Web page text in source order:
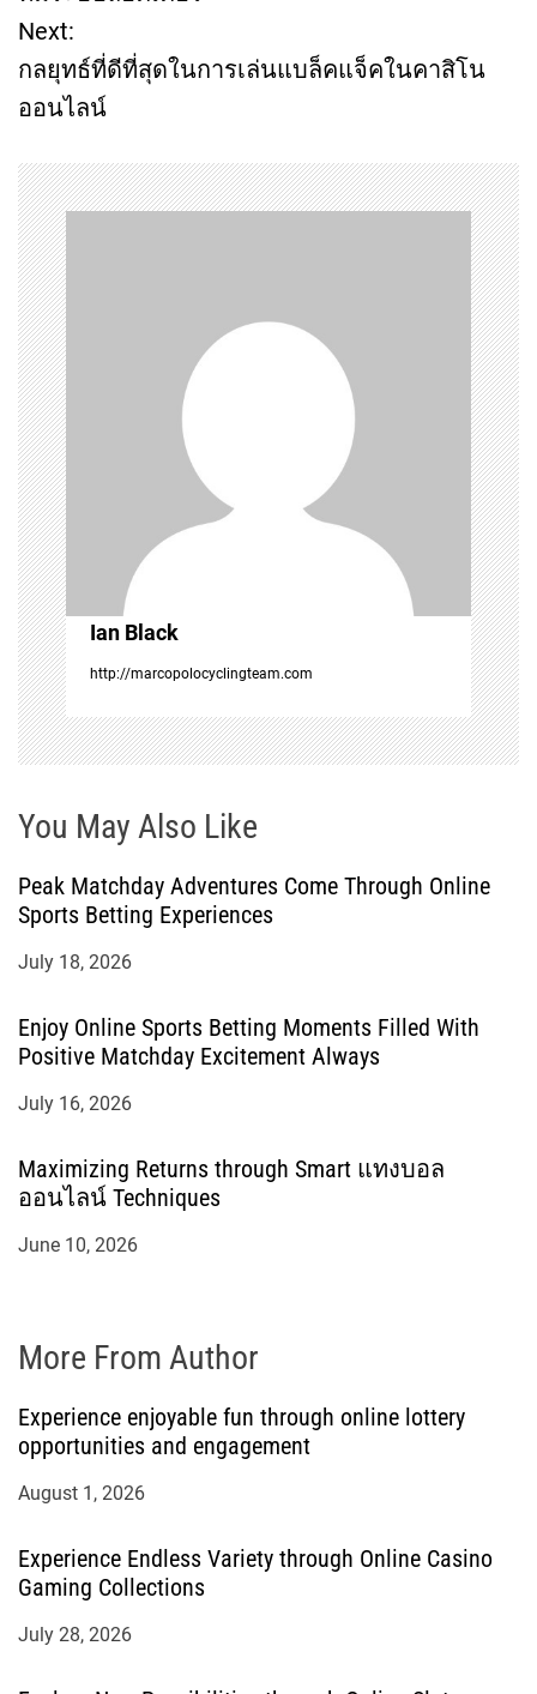
s
t
n
a
v
i
g
a
t
i
o
n
Next:
กลยุทธ์ที่ดีที่สุดในการเล่นแบล็คแจ็คในคาสิโน
ออนไลน์
Ian Black
http://marcopolocyclingteam.com
You May Also Like
Peak Matchday Adventures Come Through Online
Sports Betting Experiences
July 18, 2026
Enjoy Online Sports Betting Moments Filled With
Positive Matchday Excitement Always
July 16, 2026
Maximizing Returns through Smart แทงบอล
ออนไลน์ Techniques
June 10, 2026
More From Author
Experience enjoyable fun through online lottery
opportunities and engagement
August 1, 2026
Experience Endless Variety through Online Casino
Gaming Collections
July 28, 2026